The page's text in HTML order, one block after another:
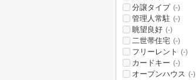
分譲タイプ (-)
管理人常駐 (-)
眺望良好 (-)
二世帯住宅 (-)
フリーレント (-)
カードキー (-)
オープンハウス (-)